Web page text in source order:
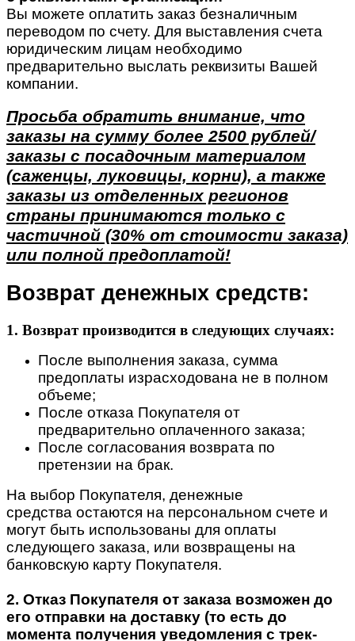
Вы можете оплатить заказ безналичным
переводом по счету. Для выставления счета
юридическим лицам необходимо
предварительно выслать реквизиты Вашей
компании.
Просьба обратить внимание, что
заказы на сумму более 2500 рублей/
заказы с посадочным материалом
(саженцы, луковицы, корни), а также
заказы из отделенных регионов
страны принимаются только с
частичной (30% от стоимости заказа)
или полной предоплатой!
Возврат денежных средств:
1. Возврат производится в следующих случаях:
После выполнения заказа, сумма
предоплаты израсходована не в полном
объеме;
После отказа Покупателя от
предварительно оплаченного заказа;
После согласования возврата по
претензии на брак.
На выбор Покупателя, денежные
средства остаются на персональном счете и
могут быть использованы для оплаты
следующего заказа, или возвращены на
банковскую карту Покупателя.
2. Отказ Покупателя от заказа возможен до
его отправки на доставку (то есть до
момента получения уведомления с трек-